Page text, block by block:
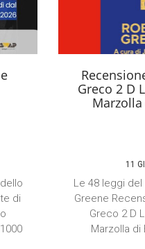
di
Greco 2 D
11
Le 48 leggi
Greene
Greco 2 D
Marzolla di